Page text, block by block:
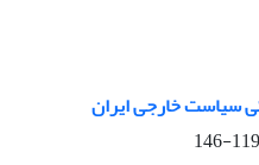
سیاست خارجی ایران
119-146